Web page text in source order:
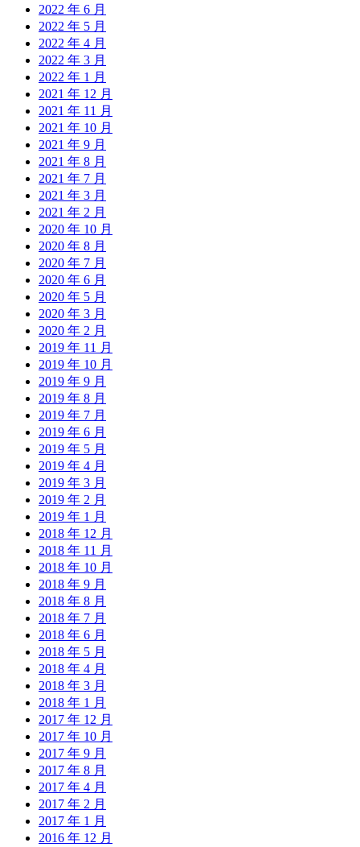
2022 年 6 月
2022 年 5 月
2022 年 4 月
2022 年 3 月
2022 年 1 月
2021 年 12 月
2021 年 11 月
2021 年 10 月
2021 年 9 月
2021 年 8 月
2021 年 7 月
2021 年 3 月
2021 年 2 月
2020 年 10 月
2020 年 8 月
2020 年 7 月
2020 年 6 月
2020 年 5 月
2020 年 3 月
2020 年 2 月
2019 年 11 月
2019 年 10 月
2019 年 9 月
2019 年 8 月
2019 年 7 月
2019 年 6 月
2019 年 5 月
2019 年 4 月
2019 年 3 月
2019 年 2 月
2019 年 1 月
2018 年 12 月
2018 年 11 月
2018 年 10 月
2018 年 9 月
2018 年 8 月
2018 年 7 月
2018 年 6 月
2018 年 5 月
2018 年 4 月
2018 年 3 月
2018 年 1 月
2017 年 12 月
2017 年 10 月
2017 年 9 月
2017 年 8 月
2017 年 4 月
2017 年 2 月
2017 年 1 月
2016 年 12 月